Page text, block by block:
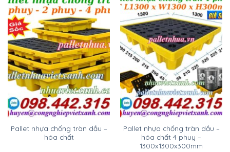
Pallet nhựa chống tràn dầu –
hóa chất
Pallet nhựa chống tràn dầu –
hóa chất 4 phuy –
1300x1300x300mm